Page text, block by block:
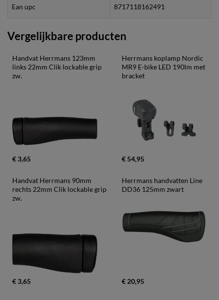
Ean upc 8717118162491
Vergelijkbare producten
Handvat Herrmans 123mm
links 22mm Clik lockable grip
zw.
€ 3,65
Herrmans koplamp Nordic
MR9 E-bike LED 190lm met
bracket
€ 54,95
Handvat Herrmans 90mm
rechts 22mm Clik lockable grip
zw.
€ 3,65
Herrmans handvatten Line
DD36 125mm zwart
€ 20,95